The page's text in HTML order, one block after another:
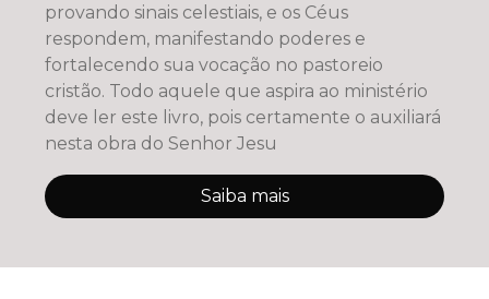
provando sinais celestiais, e os Céus
respondem, manifestando poderes e
fortalecendo sua vocação no pastoreio
cristão. Todo aquele que aspira ao ministério
deve ler este livro, pois certamente o auxiliará
nesta obra do Senhor Jesu
Saiba mais